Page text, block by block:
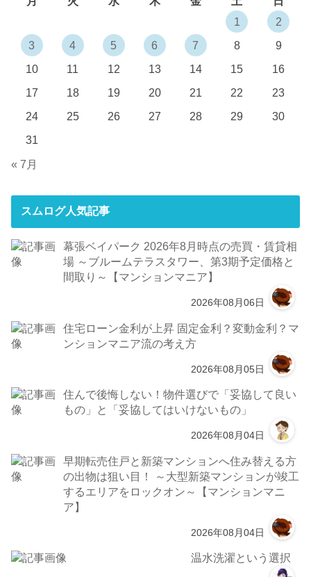
1
2
3
4 5 6 7 8
9
10
11 12 13 14 15
16
17
18 19 20 21 22
23
24
25 26 27 28 29
30
31
« 7月
スムログ人気記事
幕張ベイパーク 2026年8月時点の売買・賃貸相
場 ～ブルームテラスタワー、第3期予定価格と
間取り～【マンションマニア】
2026年08月06日
住宅ローン金利が上昇 固定金利？変動金利？マ
ンションマニア流の考え方
2026年08月05日
住んで後悔しない！物件選びで「妥協して良い
もの」と「妥協してはいけないもの」
2026年08月04日
早期転売住戸と新築マンションへ住み替える方
の出物は狙い目！ ～大型新築マンションが竣工
するエリアをロックオン～【マンションマニ
ア】
2026年08月04日
温水洗濯という選択